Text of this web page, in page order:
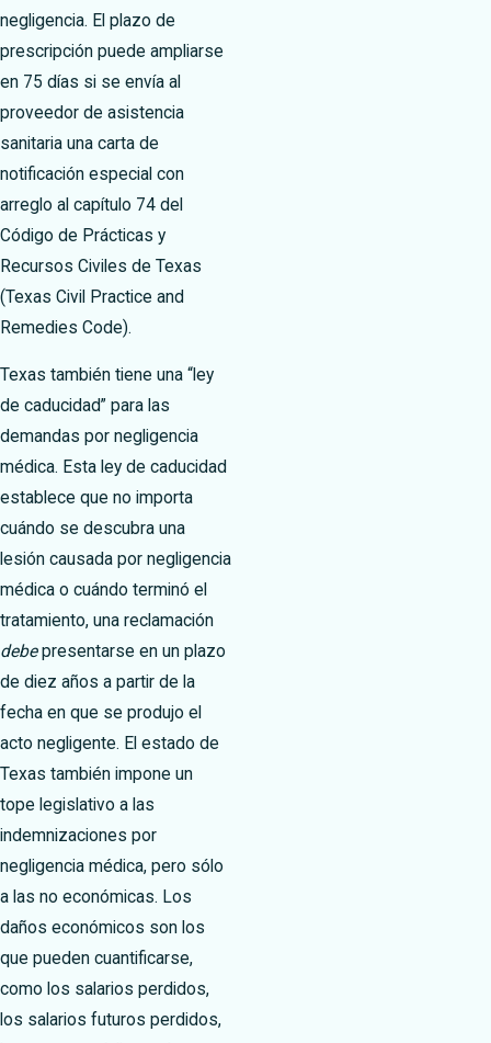
negligencia. El plazo de
prescripción puede ampliarse
en 75 días si se envía al
proveedor de asistencia
sanitaria una carta de
notificación especial con
arreglo al capítulo 74 del
Código de Prácticas y
Recursos Civiles de Texas
(Texas Civil Practice and
Remedies Code).
Texas también tiene una “ley
de caducidad” para las
demandas por negligencia
médica. Esta ley de caducidad
establece que no importa
cuándo se descubra una
lesión causada por negligencia
médica o cuándo terminó el
tratamiento, una reclamación
debepresentarse en un plazo
de diez años a partir de la
fecha en que se produjo el
acto negligente. El estado de
Texas también impone un
tope legislativo a las
indemnizaciones por
negligencia médica, pero sólo
a las no económicas. Los
daños económicos son los
que pueden cuantificarse,
como los salarios perdidos,
los salarios futuros perdidos,